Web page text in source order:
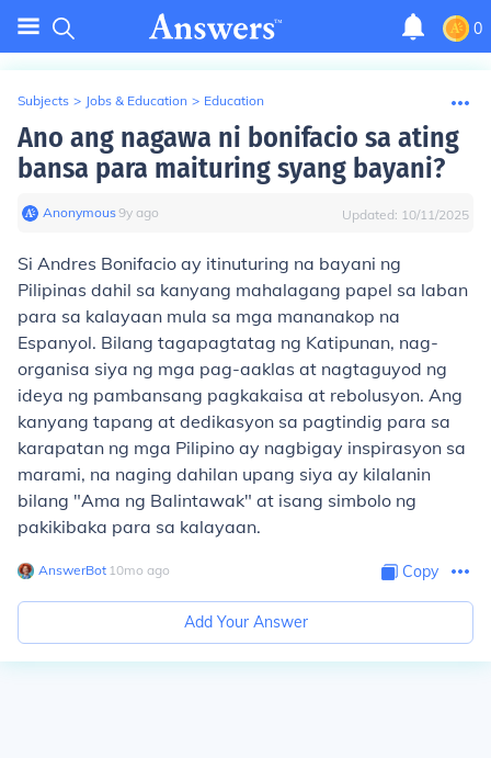
0
Subjects > Jobs & Education > Education
Ano ang nagawa ni bonifacio sa ating
bansa para maituring syang bayani?
Anonymous∙9y ago Updated: 10/11/2025
Si Andres Bonifacio ay itinuturing na bayani ng
Pilipinas dahil sa kanyang mahalagang papel sa laban
para sa kalayaan mula sa mga mananakop na
Espanyol. Bilang tagapagtatag ng Katipunan, nag-
organisa siya ng mga pag-aaklas at nagtaguyod ng
ideya ng pambansang pagkakaisa at rebolusyon. Ang
kanyang tapang at dedikasyon sa pagtindig para sa
karapatan ng mga Pilipino ay nagbigay inspirasyon sa
marami, na naging dahilan upang siya ay kilalanin
bilang "Ama ng Balintawak" at isang simbolo ng
pakikibaka para sa kalayaan.
AnswerBot∙ 10mo ago Copy
Add Your Answer